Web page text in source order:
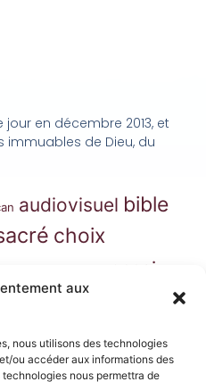
aux
nous utilisons des technologies
ou accéder aux informations des
nous permettra de
en décembre 2013, et
immuables de Dieu, du
audiovisuel bible
choix
essai
marie
musique